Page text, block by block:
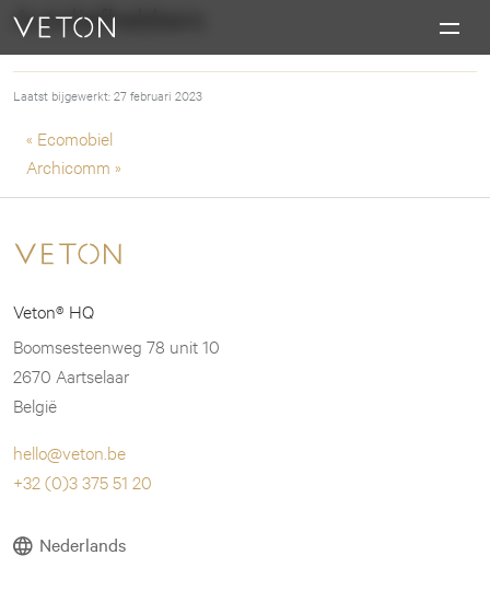
Skip to content
Charging masterpieces
Autoliefhebbers
Laatst bijgewerkt: 27 februari 2023
Post navigation
« Ecomobiel
Archicomm »
Veton® HQ
Boomsesteenweg 78 unit 10
2670 Aartselaar
België
hello@veton.be
+32 (0)3 375 51 20
Nederlands